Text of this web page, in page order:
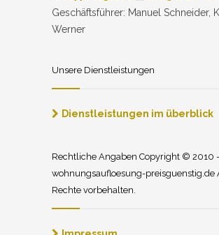
Geschäftsführer: Manuel Schneider,
Werner
Unsere Dienstleistungen
Dienstleistungen im überblick
Rechtliche Angaben Copyright © 2010
wohnungsaufloesung-preisguenstig.de
Rechte vorbehalten.